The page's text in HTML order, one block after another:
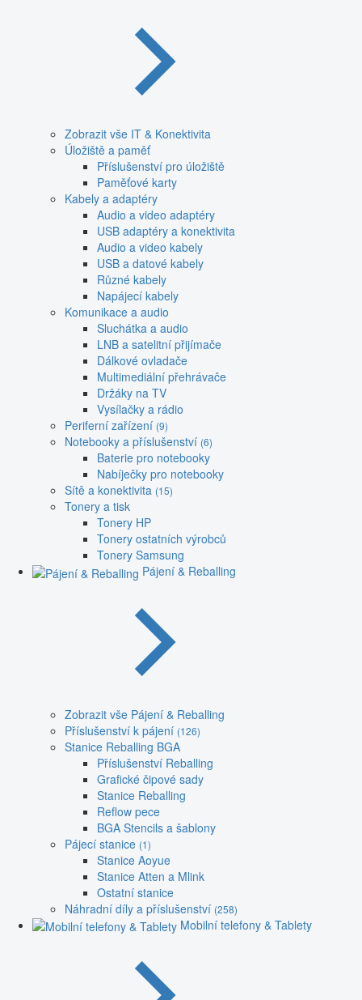
Zobrazit vše IT & Konektivita
Úložiště a paměť
Příslušenství pro úložiště
Paměťové karty
Kabely a adaptéry
Audio a video adaptéry
USB adaptéry a konektivita
Audio a video kabely
USB a datové kabely
Různé kabely
Napájecí kabely
Komunikace a audio
Sluchátka a audio
LNB a satelitní přijímače
Dálkové ovladače
Multimediální přehrávače
Držáky na TV
Vysílačky a rádio
Periferní zařízení (9)
Notebooky a příslušenství (6)
Baterie pro notebooky
Nabíječky pro notebooky
Sítě a konektivita (15)
Tonery a tisk
Tonery HP
Tonery ostatních výrobců
Tonery Samsung
Pájení & Reballing
Zobrazit vše Pájení & Reballing
Příslušenství k pájení (126)
Stanice Reballing BGA
Příslušenství Reballing
Grafické čipové sady
Stanice Reballing
Reflow pece
BGA Stencils a šablony
Pájecí stanice (1)
Stanice Aoyue
Stanice Atten a Mlink
Ostatní stanice
Náhradní díly a příslušenství (258)
Mobilní telefony & Tablety